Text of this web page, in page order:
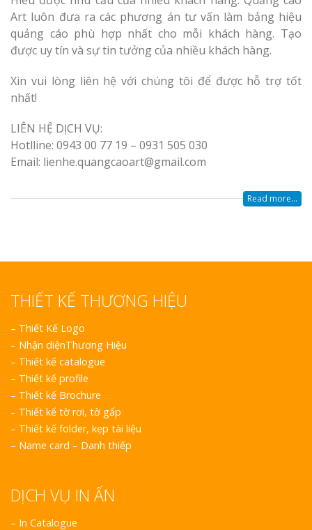
Art luôn đưa ra các phương án tư vấn làm bảng hiệu
quảng cáo phù hợp nhất cho mỗi khách hàng. Tạo
được uy tín và sự tin tưởng của nhiều khách hàng.
Xin vui lòng liên hệ với chúng tôi để được hỗ trợ tốt
nhất!
LIÊN HỆ DỊCH VỤ:
Hotlline: 0943 00 77 19 – 0931 505 030
Email: lienhe.quangcaoart@gmail.com
Read more...
THIẾT KẾ THƯƠNG HIỆU
– Thiết Kế Logo
– Nhận diệnThương Hiệu
– Thiết kế catalogue
– Thiết kế profile
– Thiết kế Brochure
– Thiết kế tờ rơi, tờ gấp
– Thiết kế folder, kẹp tài liệu
– Name card – Danh thiếp
DỊCH VỤ IN ẤN
– In Catalogue